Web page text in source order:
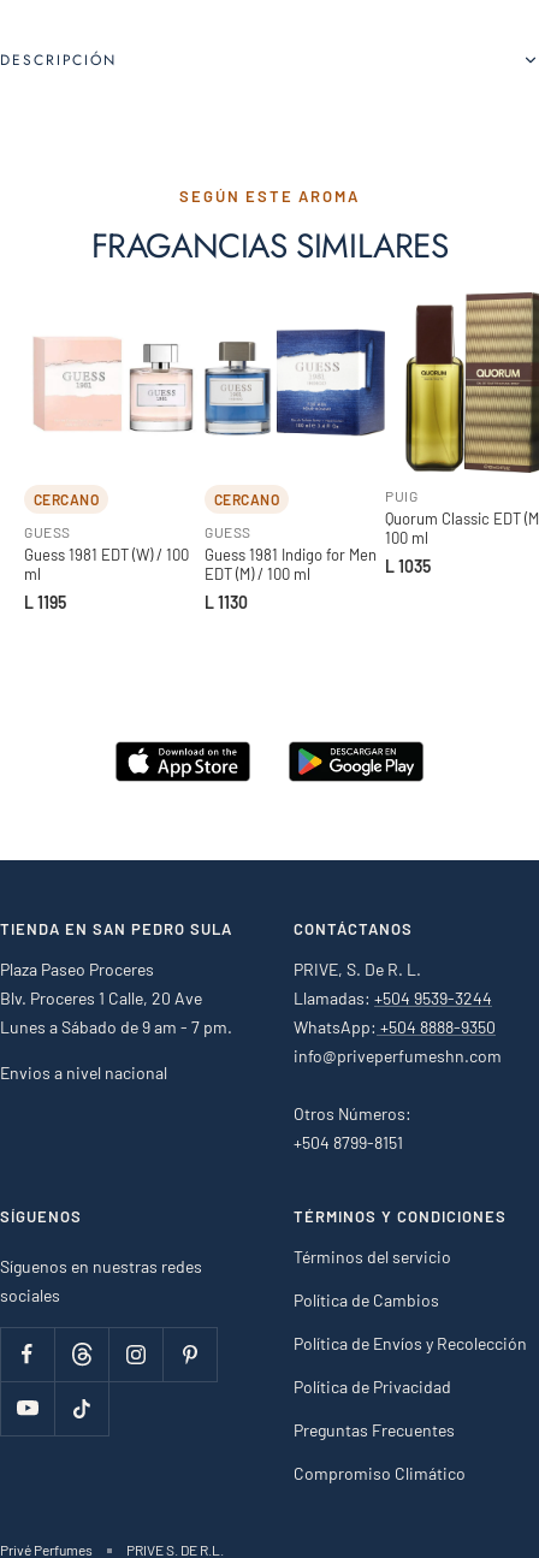
DESCRIPCIÓN
SEGÚN ESTE AROMA
FRAGANCIAS SIMILARES
CERCANO
GUESS
Guess 1981 EDT (W) / 100
ml
L 1195
CERCANO
GUESS
Guess 1981 Indigo for Men
EDT (M) / 100 ml
L 1130
PUIG
Quorum Classic EDT
100 ml
L 1035
TIENDA EN SAN PEDRO SULA
Plaza Paseo Proceres
Blv. Proceres 1 Calle, 20 Ave
Lunes a Sábado de 9 am - 7 pm.
Envios a nivel nacional
CONTÁCTANOS
PRIVE, S. De R. L.
Llamadas: +504 9539-3244
WhatsApp: +504 8888-9350
info@priveperfumeshn.com
Otros Números:
+504 8799-8151
SÍGUENOS
Síguenos en nuestras redes
sociales
TÉRMINOS Y CONDICIONES
Términos del servicio
Política de Cambios
Política de Envíos y Recolección
Política de Privacidad
Preguntas Frecuentes
Compromiso Climático
Privé Perfumes PRIVE S. DE R.L.